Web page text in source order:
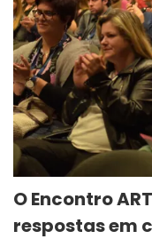
O Encontro
respostas em